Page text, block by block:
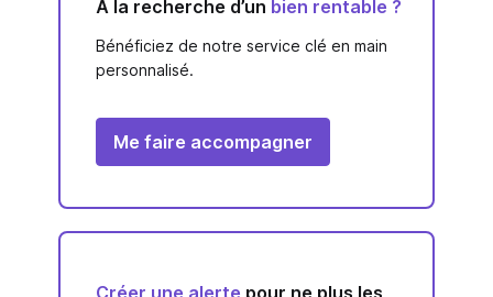
A la recherche d’un bien rentable ?
Bénéficiez de notre service clé en main
personnalisé.
Me faire accompagner
Créer une alerte pour ne plus les